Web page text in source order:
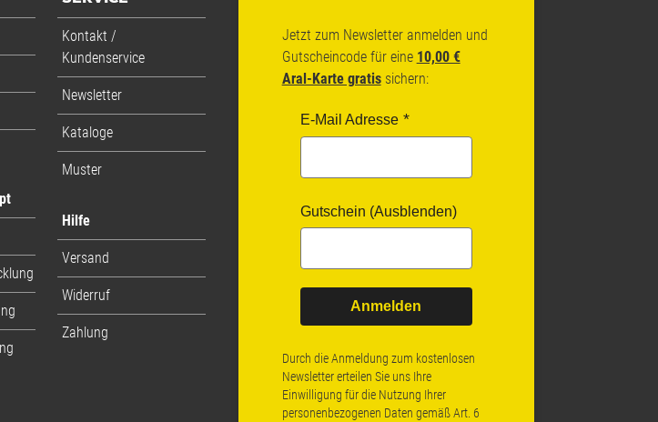
Kontakt /
Kundenservice
Newsletter
Kataloge
Muster
Hilfe
Versand
Widerruf
Zahlung
Jetzt zum Newsletter anmelden und
Gutscheincode für eine 10,00 €
Aral-Karte gratissichern:
E-Mail Adresse
Gutschein (Ausblenden)
Anmelden
Durch die Anmeldung zum kostenlosen
Newsletter erteilen Sie uns Ihre
Einwilligung für die Nutzung Ihrer
personenbezogenen Daten gemäß Art. 6